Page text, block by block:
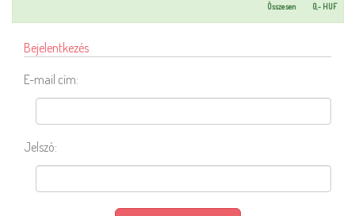
Összesen 0,- HUF
Bejelentkezés
E-mail cím:
Jelszó: